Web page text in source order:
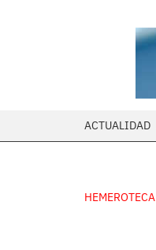
ACTUALIDAD
HEMEROTECA